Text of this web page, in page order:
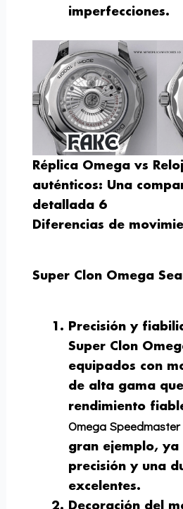
imperfecciones.
Réplica Omega vs
auténticos: Una
detallada 6
Diferencias de
Super Clon Omega
Precisión y
Super Clon
equipados con
de alta gama
rendimiento
Omega
gran ejemplo, ya
precisión y una
excelentes.
Decoración del